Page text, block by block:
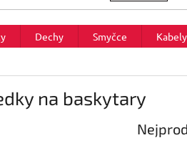
Dechy Smyčce Kabely
na baskytary